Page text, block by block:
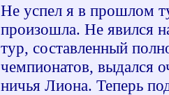
Не успел я в прошлом
произошла. Не явился
тур, составленный
чемпионатов, выдался
ничья Лиона. Теперь